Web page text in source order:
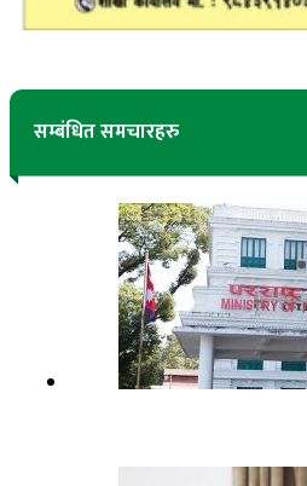
सम्बंधित समचारहरु